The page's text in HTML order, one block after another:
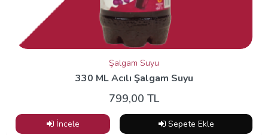
Şalgam Suyu
330 ML Acılı Şalgam Suyu
799,00 TL
İncele Sepete Ekle